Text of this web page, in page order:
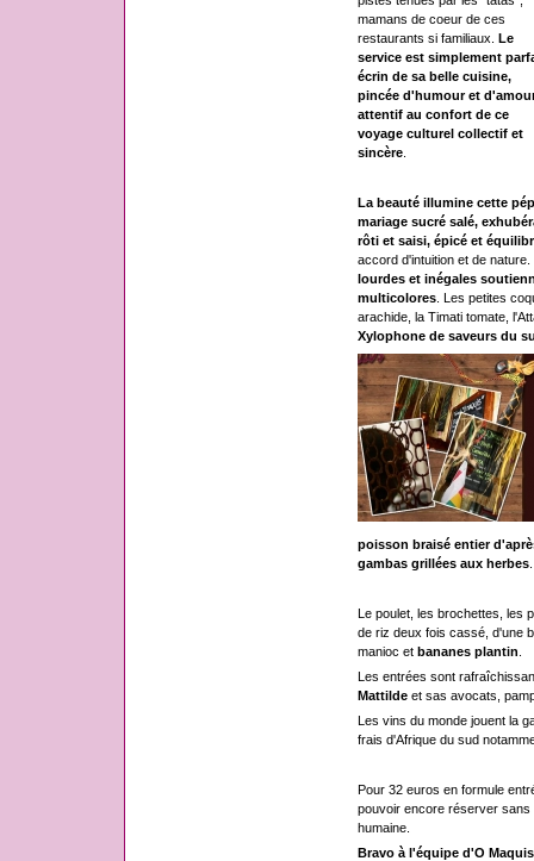
mamans de coeur de ces
restaurants si familiaux. Le
service est simplement
écrin de sa belle cuisine,
pincée d'humour et
attentif au confort de ce
voyage culturel collectif et
sincère.
La beauté illumine cette
mariage sucré salé,
rôti et saisi, épicé et
accord d'intuition et de nature.
lourdes et inégales
multicolores. Les petites
arachide, la Timati tomate,
Xylophone de saveurs du
poisson braisé entier
gambas grillées aux herbes.
Le poulet, les brochettes, les
de riz deux fois cassé, d'une
manioc et bananes plantin
Les entrées sont
Mattildeet sas avocats,
Les vins du monde jouent la
frais d'Afrique du sud
Pour 32 euros en formule
pouvoir encore réserver sans
humaine.
Bravo à l'équipe d'O